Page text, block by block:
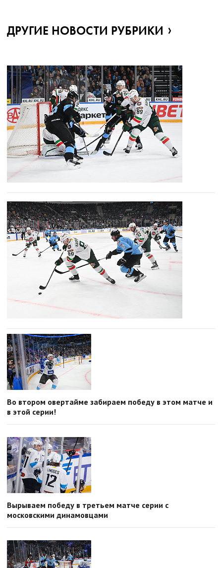
ДРУГИЕ НОВОСТИ РУБРИКИ
Во втором овертайме забираем победу в этом матче и
в этой серии!
Вырываем победу в третьем матче серии с
московскими динамовцами